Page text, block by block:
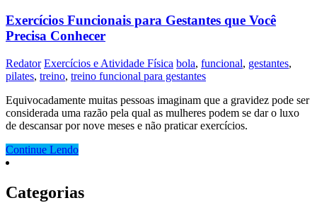
Exercícios Funcionais para Gestantes que Você
Precisa Conhecer
Redator Exercícios e Atividade Física bola, funcional, gestantes,
pilates, treino, treino funcional para gestantes
Equivocadamente muitas pessoas imaginam que a gravidez pode ser
considerada uma razão pela qual as mulheres podem se dar o luxo
de descansar por nove meses e não praticar exercícios.
Continue Lendo
Categorias